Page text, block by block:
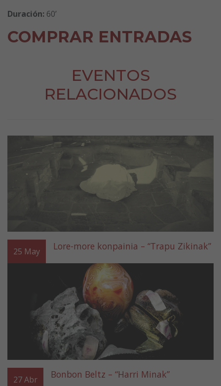
Duración: 60’
COMPRAR ENTRADAS
EVENTOS
RELACIONADOS
25 May Lore-more konpainia – “Trapu Zikinak”
27Abr Bonbon Beltz – “Harri Minak”